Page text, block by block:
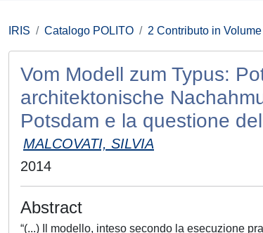
IRIS Catalogo POLITO 2 Contributo in Volume
Vom Modell zum Typus:
architektonische
Potsdam e la questione
MALCOVATI, SILVIA
2014
Abstract
“(...) Il modello, inteso secondo la esecuzione